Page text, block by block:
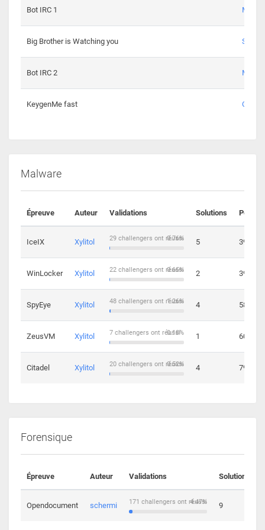
Bot IRC 1
Big Brother is Watching you
Bot IRC 2
KeygenMe fast Ge0
Malware
Épreuve Auteur Validations Solutions Points
IceIX Xylitol 0.76%
29 challengers ont réussi 5 39
WinLocker Xylitol 0.65%
22 challengers ont réussi 2 39
SpyEye Xylitol 1.26%
48 challengers ont réussi 4 58
ZeusVM Xylitol 0.18%
7 challengers ont réussi 1 60
Citadel Xylitol 0.52%
20 challengers ont réussi 4 79
Forensique
Épreuve Auteur Validations Solutions
Opendocument schermi 4.47%
171 challengers ont réussi 9